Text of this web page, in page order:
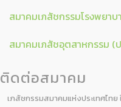
สมาคมเภสัชกรรมโรงพยาบ
สมาคมเภสัชอุตสาหกรรม (ป
ติดต่อสมาคม
เภสัชกรรมสมาคมแห่งประเทศไทย